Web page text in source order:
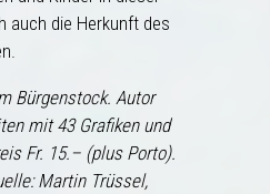
auch die Herkunft des
Bürgenstock. Autor
mit 43 Grafiken und
Fr. 15.– (plus Porto).
Martin Trüssel,